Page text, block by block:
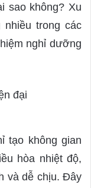
sao không? Xu
trong các
nghỉ dưỡng
tạo không gian
hòa nhiệt độ,
và dễ chịu. Đây